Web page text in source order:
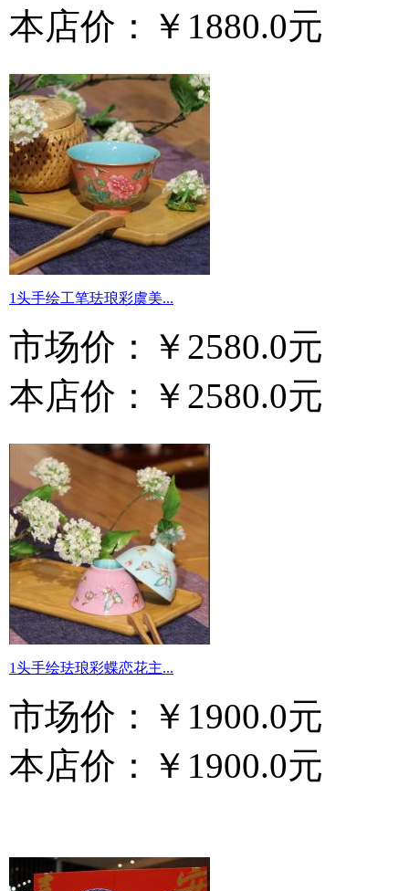
本店价：
￥1880.0元
1头手绘工笔珐琅彩虞美...
市场价：
￥2580.0元
本店价：
￥2580.0元
1头手绘珐琅彩蝶恋花主...
市场价：
￥1900.0元
本店价：
￥1900.0元